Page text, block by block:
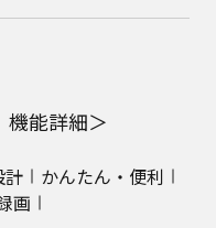
能詳細＞
計
かんたん・便利
画